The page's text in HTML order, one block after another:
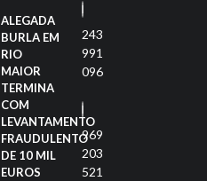
ALEGADA
BURLA EM
RIO
MAIOR
TERMINA
COM
LEVANTAMENTO
FRAUDULENTO
DE 10 MIL
EUROS
243
991
096
969
203
521